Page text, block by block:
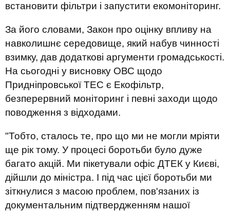
встановити фільтри і запустити екомоніторинг.
За його словами, Закон про оцінку впливу на
навколишнє середовище, який набув чинності
взимку, дав додаткові аргументи громадськості.
На сьогодні у висновку ОВС щодо
Придніпровської ТЕС є Екофільтр,
безперервний моніторинг і певні заходи щодо
поводження з відходами.
"Тобто, сталось те, про що ми не могли мріяти
ще рік тому. У процесі боротьби було дуже
багато акцій. Ми пікетували офіс ДТЕК у Києві,
дійшли до міністра. І під час цієї боротьби ми
зіткнулися з масою проблем, пов'язаних із
документальним підтвердженням нашої